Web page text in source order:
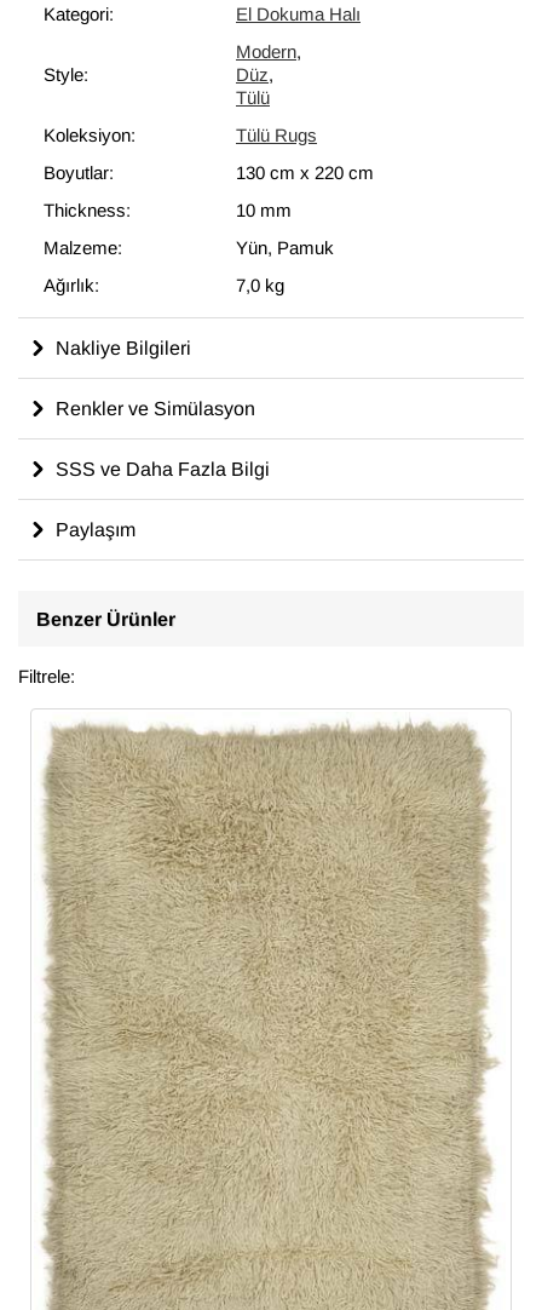
Kategori:
El Dokuma Halı
Style:
Modern,
Düz,
Tülü
Koleksiyon:
Tülü Rugs
Boyutlar:
130 cm x 220 cm
Thickness:
10 mm
Malzeme:
Yün, Pamuk
Ağırlık:
7,0 kg
Nakliye Bilgileri
Renkler ve Simülasyon
SSS ve Daha Fazla Bilgi
Paylaşım
Benzer Ürünler
Filtrele: